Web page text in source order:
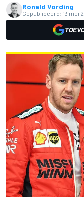
Ronald Vording
Gepubliceerd: 13 mei